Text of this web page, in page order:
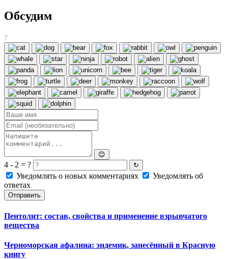
Обсудим
?
😊
4 - 2 = ? ↻
Уведомлять о новых комментариях
Уведомлять об
ответах
Отправить
Пентолит: состав, свойства и применение взрывчатого
вещества
Черноморская афалина: эндемик, занесённый в Красную
книгу